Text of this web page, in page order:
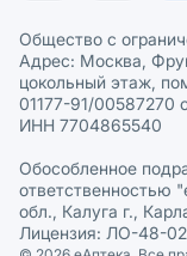
Общество с
Адрес: Москва,
цокольный этаж,
01177-91/00587270
ИНН 7704865540
Обособленное
ответственностью
обл., Калуга г.,
Лицензия: ЛО-48-